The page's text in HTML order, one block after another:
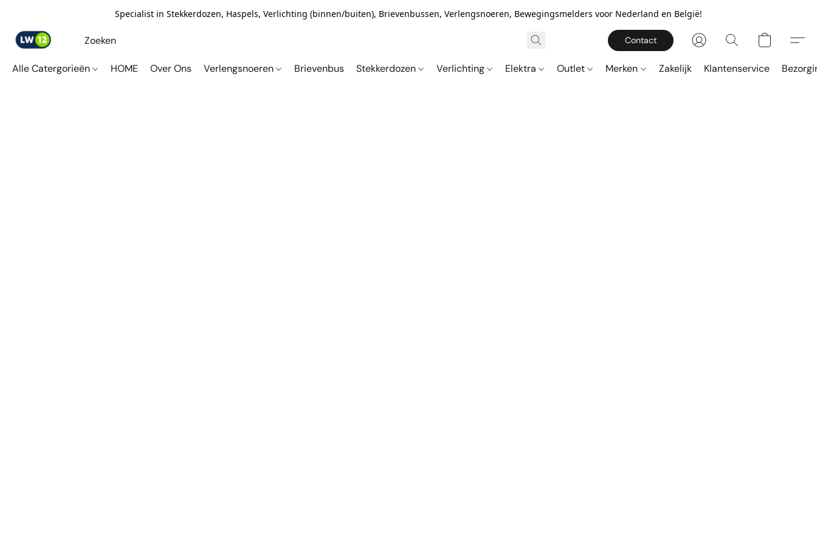
Specialist in Stekkerdozen, Haspels, Verlichting (binnen/buiten), Brievenbussen, Verlengsnoeren, Bewegingsmelders voor Nederland en België!
Contact
Alle Catergorieën HOME Over Ons Verlengsnoeren Brievenbus Stekkerdozen Verlichting Elektra Outlet Merken Zakelijk Klantenservice